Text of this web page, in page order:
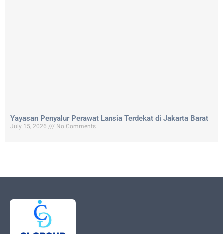
Yayasan Penyalur Perawat Lansia Terdekat di Jakarta Barat
July 15, 2026
No Comments